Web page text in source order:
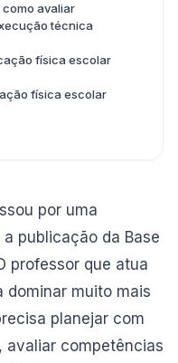
avaliar
técnica
física escolar
física escolar
por uma
publicação da Base
professor que atua
dominar muito mais
planejar com
avaliar competências